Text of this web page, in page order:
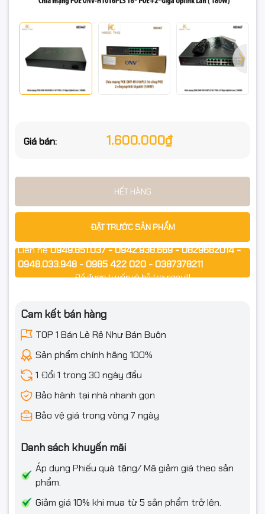
Giá bán: 1.600.000₫
HẾT HÀNG
ĐẶT TRƯỚC SẢN PHẨM
Liên hệ0949.851.037 - 0942.938.669 - 0829682014 -
0948.033.948 - 0985 422 020 - 0387378211
Để được tư vấn và hỗ trợ ngay!!!
Cam kết bán hàng
TOP 1 Bán Lẻ Rẻ Như Bán Buôn
Sản phẩm chính hãng 100%
1 Đổi 1 trong 30 ngày đầu
Bảo hành tại nhà nhanh gọn
Bảo vệ giá trong vòng 7 ngày
Danh sách khuyến mãi
Áp dụng Phiếu quà tặng/ Mã giảm giá theo sản
phẩm.
Giảm giá 10% khi mua từ 5 sản phẩm trở lên.
📋 Thông số kỹ thuật
Chuẩn hỗ trợ: IEEE 802.3af/at
Tính năng: Plug & Play – đèn LED báo trạng thái
Bảo hành: 24 tháng
Cấp nguồn & truyền dữ liệu cho hệ thống camera IP.
Kết nối Access Point Wi-Fi, điện thoại IP.
Giải pháp mạng cho nhà xưởng, văn phòng, shop kinh doanh.
💯 Hàng chính hãng ONV – mới 100%
📦 Đóng gói chắc chắn – giao hàng toàn quốc